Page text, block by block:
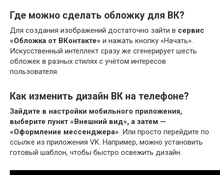
Где можно сделать обложку для ВК?
Для создания изображений достаточно зайти в сервис
«Обложка от ВКонтакте» и нажать кнопку «Начать».
Искусственный интеллект сразу же сгенерирует шесть
обложек в разных стилях с учётом интересов
пользователя.
Как изменить дизайн ВК на телефоне?
Зайдите в настройки мобильного приложения,
выберите пункт «Внешний вид», а затем —
«Оформление мессенджера». Или просто перейдите по
ссылке из приложения VK. Например, можно установить
готовый шаблон, чтобы быстро освежить дизайн.